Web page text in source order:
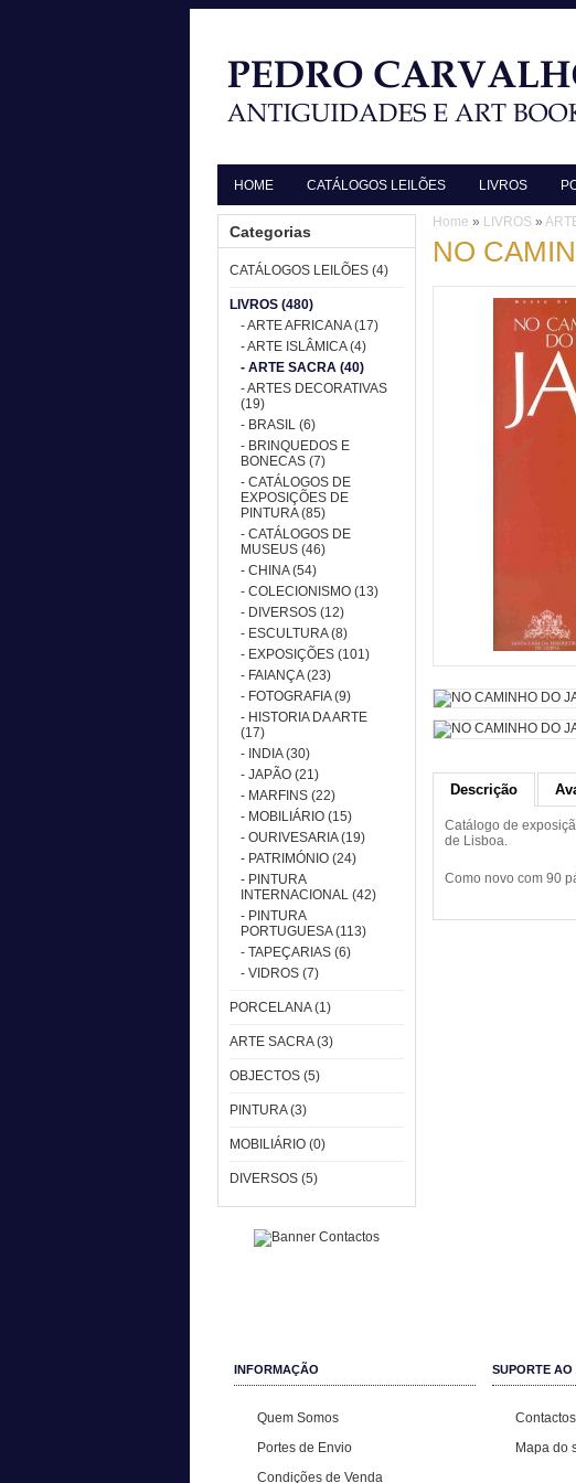
HOME CATÁLOGOS LEILÕES LIVROS
Categorias
CATÁLOGOS LEILÕES (4)
LIVROS (480)
- ARTE AFRICANA (17)
- ARTE ISLÂMICA (4)
- ARTE SACRA (40)
- ARTES DECORATIVAS
(19)
- BRASIL (6)
- BRINQUEDOS E
BONECAS (7)
- CATÁLOGOS DE
EXPOSIÇÕES DE
PINTURA (85)
- CATÁLOGOS DE
MUSEUS (46)
- CHINA (54)
- COLECIONISMO (13)
- DIVERSOS (12)
- ESCULTURA (8)
- EXPOSIÇÕES (101)
- FAIANÇA (23)
- FOTOGRAFIA (9)
- HISTORIA DA ARTE
(17)
- INDIA (30)
- JAPÃO (21)
- MARFINS (22)
- MOBILIÁRIO (15)
- OURIVESARIA (19)
- PATRIMÓNIO (24)
- PINTURA
INTERNACIONAL (42)
- PINTURA
PORTUGUESA (113)
- TAPEÇARIAS (6)
- VIDROS (7)
PORCELANA (1)
ARTE SACRA (3)
OBJECTOS (5)
PINTURA (3)
MOBILIÁRIO (0)
DIVERSOS (5)
Home » LIVROS »
NO
Descrição
Catálogo de
de Lisboa.
Como novo com 90
INFORMAÇÃO
Quem Somos
Portes de Envio
Condições de Venda
SUPORTE AO
Contactos
Mapa do